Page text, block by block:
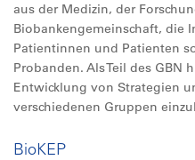
aus der Medizin, der
Biobankengemeinschaft, die
Patientinnen und Patienten
Probanden. Als Teil des GBN
Entwicklung von Strategien
verschiedenen Gruppen
BioKEP